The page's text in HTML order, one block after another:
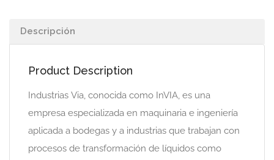
Descripción
Product Description
Industrias Via, conocida como InVIA, es una
empresa especializada en maquinaria e ingeniería
aplicada a bodegas y a industrias que trabajan con
procesos de transformación de líquidos como